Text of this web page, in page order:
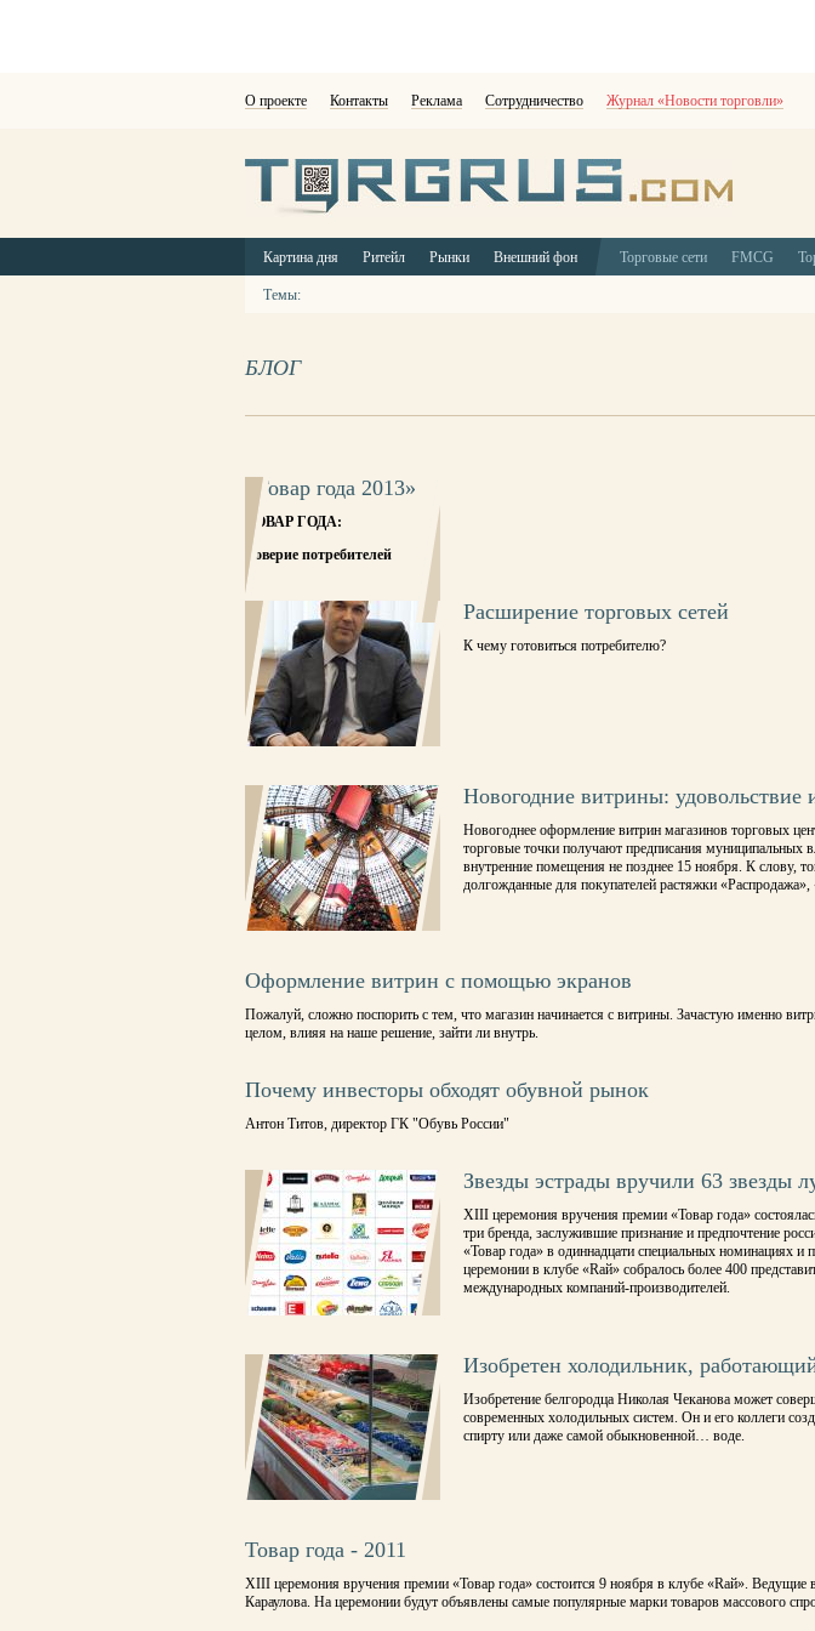
О проекте Контакты Реклама Сотрудничество Журнал «Новости торговли»
Картина дня Ритейл Рынки Внешний фон Торговые сети FMCG
Темы:
БЛОГ
«Товар года 2013»
ТОВАР ГОДА:
Доверие потребителей
Расширение торговых сетей
К чему готовиться потребителю?
Новогодние витрины: удовольствие
Новогоднее оформление витрин магазинов торговых
торговые точки получают предписания муниципальных
внутренние помещения не позднее 15 ноября. К слову,
долгожданные для покупателей растяжки
Оформление витрин с помощью экранов
Пожалуй, сложно поспорить с тем, что магазин начинается с витрины. Зачастую именно
целом, влияя на наше решение, зайти ли внутрь.
Почему инвесторы обходят обувной рынок
Антон Титов, директор ГК "Обувь России"
Звезды эстрады вручили 63 звезды
XIII церемония вручения премии «Товар года»
три бренда, заслужившие признание и предпочтение
«Товар года» в одиннадцати специальных номинациях и
церемонии в клубе «Rай» собралось более 400
международных компаний-производителей.
Изобретен холодильник,
Изобретение белгородца Николая Чеканова может
современных холодильных систем. Он и его коллеги
спирту или даже самой обыкновенной… воде.
Товар года - 2011
XIII церемония вручения премии «Товар года» состоится 9 ноября в клубе «Rай».
Караулова. На церемонии будут объявлены самые популярные марки товаров массового